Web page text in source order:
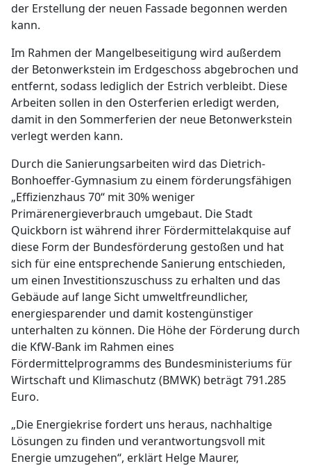
der Erstellung der neuen Fassade begonnen werden
kann.
Im Rahmen der Mangelbeseitigung wird außerdem
der Betonwerkstein im Erdgeschoss abgebrochen und
entfernt, sodass lediglich der Estrich verbleibt. Diese
Arbeiten sollen in den Osterferien erledigt werden,
damit in den Sommerferien der neue Betonwerkstein
verlegt werden kann.
Durch die Sanierungsarbeiten wird das Dietrich-
Bonhoeffer-Gymnasium zu einem förderungsfähigen
„Effizienzhaus 70“ mit 30% weniger
Primärenergieverbrauch umgebaut. Die Stadt
Quickborn ist während ihrer Fördermittelakquise auf
diese Form der Bundesförderung gestoßen und hat
sich für eine entsprechende Sanierung entschieden,
um einen Investitionszuschuss zu erhalten und das
Gebäude auf lange Sicht umweltfreundlicher,
energiesparender und damit kostengünstiger
unterhalten zu können. Die Höhe der Förderung durch
die KfW-Bank im Rahmen eines
Fördermittelprogramms des Bundesministeriums für
Wirtschaft und Klimaschutz (BMWK) beträgt 791.285
Euro.
„Die Energiekrise fordert uns heraus, nachhaltige
Lösungen zu finden und verantwortungsvoll mit
Energie umzugehen“, erklärt Helge Maurer,